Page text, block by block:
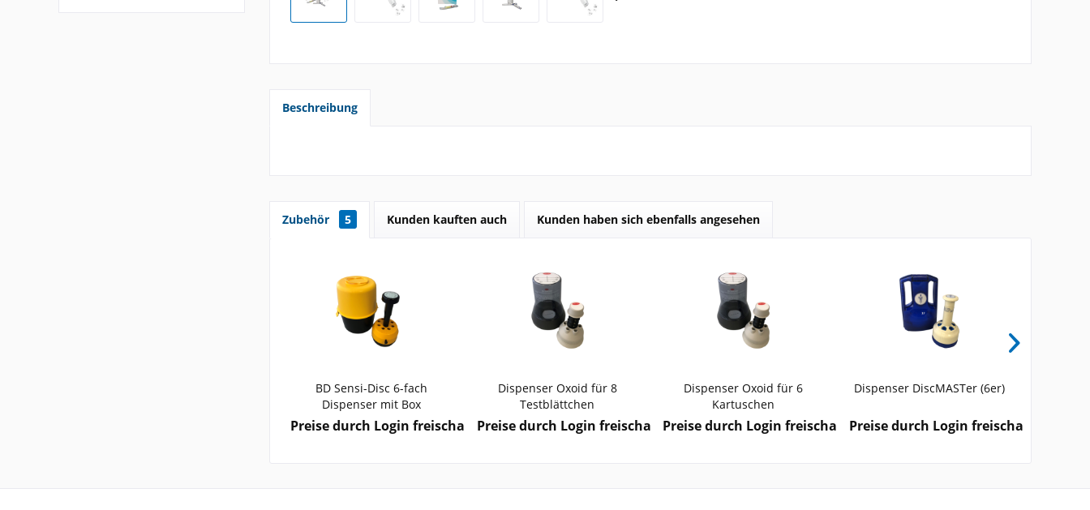
Beschreibung
Zubehör 5 Kunden kauften auch Kunden haben sich ebenfalls angesehen
BD Sensi-Disc 6-fach
Dispenser mit Box
Preise durch Login freischalten
Dispenser Oxoid für 8
Testblättchen
Preise durch Login freischalten
Dispenser Oxoid für 6
Kartuschen
Preise durch Login freischalten
Dispenser DiscMASTer (6er)
Preise durch Login freischalten